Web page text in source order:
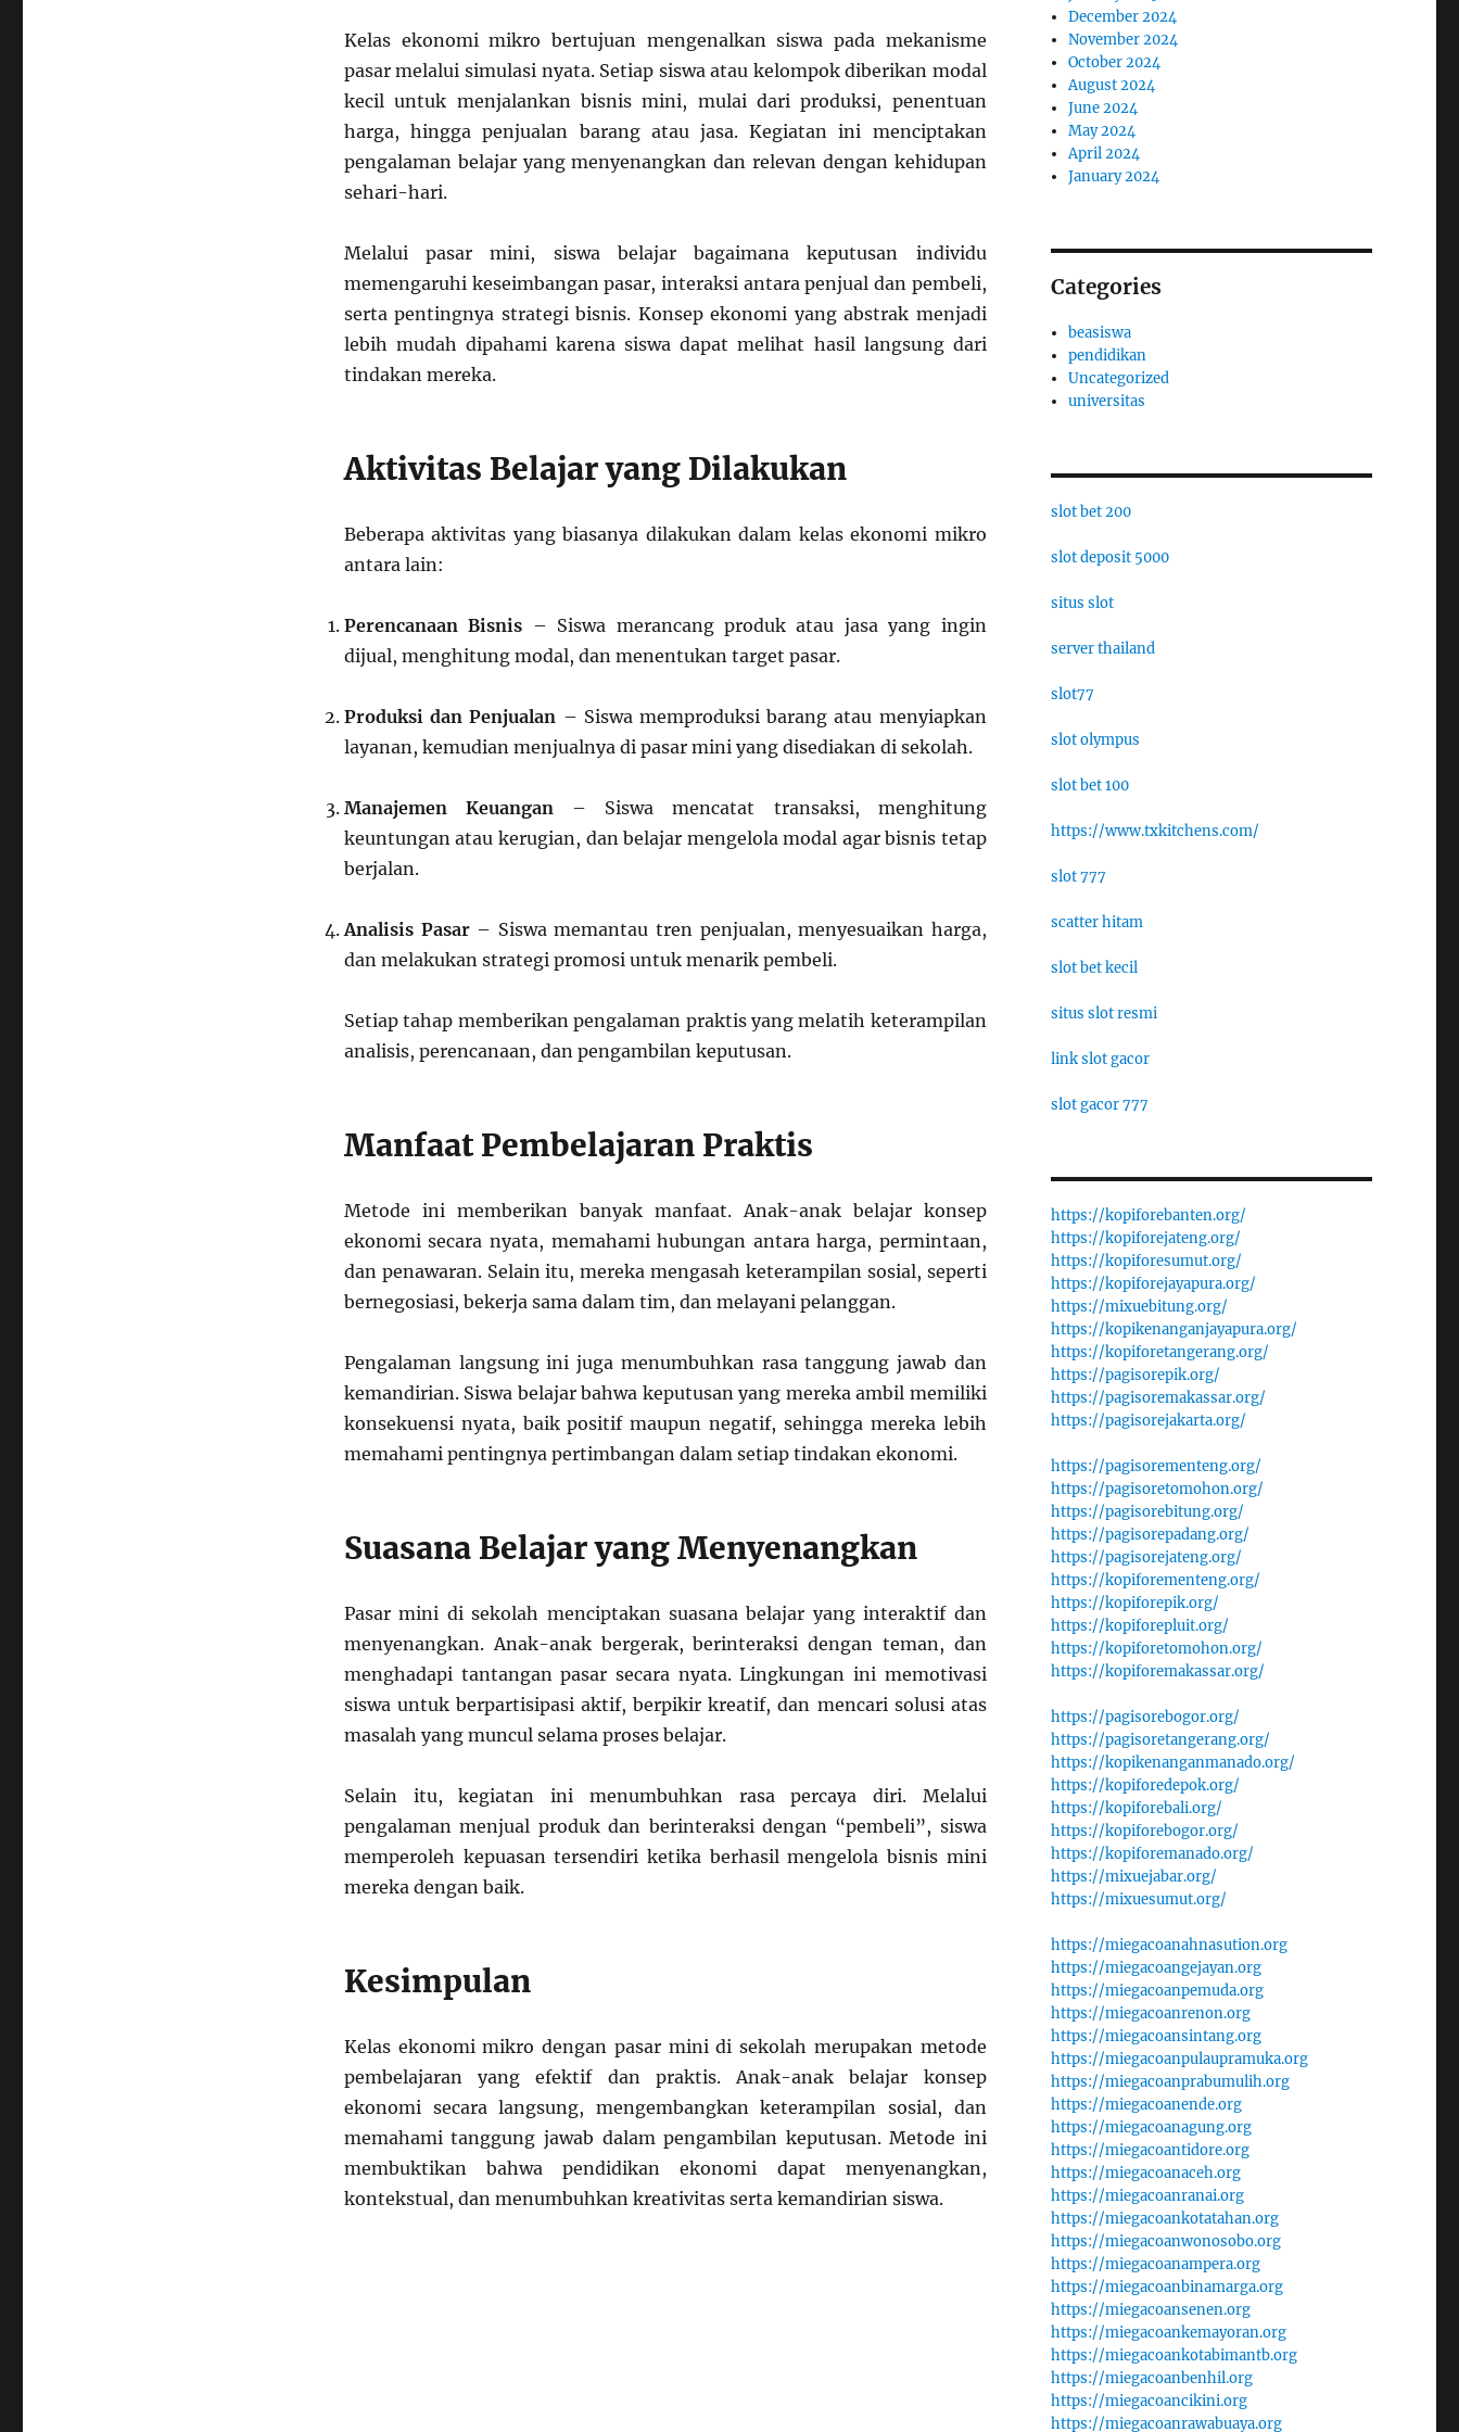
Kelas ekonomi mikro bertujuan mengenalkan siswa pada mekanisme
pasar melalui simulasi nyata. Setiap siswa atau kelompok diberikan modal
kecil untuk menjalankan bisnis mini, mulai dari produksi, penentuan
harga, hingga penjualan barang atau jasa. Kegiatan ini menciptakan
pengalaman belajar yang menyenangkan dan relevan dengan kehidupan
sehari-hari.
Melalui pasar mini, siswa belajar bagaimana keputusan individu
memengaruhi keseimbangan pasar, interaksi antara penjual dan pembeli,
serta pentingnya strategi bisnis. Konsep ekonomi yang abstrak menjadi
lebih mudah dipahami karena siswa dapat melihat hasil langsung dari
tindakan mereka.
Aktivitas Belajar yang Dilakukan
Beberapa aktivitas yang biasanya dilakukan dalam kelas ekonomi mikro
antara lain:
Perencanaan Bisnis – Siswa merancang produk atau jasa yang ingin
dijual, menghitung modal, dan menentukan target pasar.
Produksi dan Penjualan – Siswa memproduksi barang atau menyiapkan
layanan, kemudian menjualnya di pasar mini yang disediakan di sekolah.
Manajemen Keuangan – Siswa mencatat transaksi, menghitung
keuntungan atau kerugian, dan belajar mengelola modal agar bisnis tetap
berjalan.
Analisis Pasar– Siswa memantau tren penjualan, menyesuaikan harga,
dan melakukan strategi promosi untuk menarik pembeli.
Setiap tahap memberikan pengalaman praktis yang melatih keterampilan
analisis, perencanaan, dan pengambilan keputusan.
Manfaat Pembelajaran Praktis
Metode ini memberikan banyak manfaat. Anak-anak belajar konsep
ekonomi secara nyata, memahami hubungan antara harga, permintaan,
dan penawaran. Selain itu, mereka mengasah keterampilan sosial, seperti
bernegosiasi, bekerja sama dalam tim, dan melayani pelanggan.
Pengalaman langsung ini juga menumbuhkan rasa tanggung jawab dan
kemandirian. Siswa belajar bahwa keputusan yang mereka ambil memiliki
konsekuensi nyata, baik positif maupun negatif, sehingga mereka lebih
memahami pentingnya pertimbangan dalam setiap tindakan ekonomi.
Suasana Belajar yang Menyenangkan
Pasar mini di sekolah menciptakan suasana belajar yang interaktif dan
menyenangkan. Anak-anak bergerak, berinteraksi dengan teman, dan
menghadapi tantangan pasar secara nyata. Lingkungan ini memotivasi
siswa untuk berpartisipasi aktif, berpikir kreatif, dan mencari solusi atas
masalah yang muncul selama proses belajar.
Selain itu, kegiatan ini menumbuhkan rasa percaya diri. Melalui
pengalaman menjual produk dan berinteraksi dengan “pembeli”, siswa
memperoleh kepuasan tersendiri ketika berhasil mengelola bisnis mini
mereka dengan baik.
Kesimpulan
Kelas ekonomi mikro dengan pasar mini di sekolah merupakan metode
pembelajaran yang efektif dan praktis. Anak-anak belajar konsep
ekonomi secara langsung, mengembangkan keterampilan sosial, dan
memahami tanggung jawab dalam pengambilan keputusan. Metode ini
membuktikan bahwa pendidikan ekonomi dapat menyenangkan,
kontekstual, dan menumbuhkan kreativitas serta kemandirian siswa.
December 2024
November 2024
October 2024
August 2024
June 2024
May 2024
April 2024
January 2024
Categories
beasiswa
pendidikan
Uncategorized
universitas
slot bet 200
slot deposit 5000
situs slot
server thailand
slot77
slot olympus
slot bet 100
https://www.txkitchens.com/
slot 777
scatter hitam
slot bet kecil
situs slot resmi
link slot gacor
slot gacor 777
https://kopiforebanten.org/
https://kopiforejateng.org/
https://kopiforesumut.org/
https://kopiforejayapura.org/
https://mixuebitung.org/
https://kopikenanganjayapura.org/
https://kopiforetangerang.org/
https://pagisorepik.org/
https://pagisoremakassar.org/
https://pagisorejakarta.org/
https://pagisorementeng.org/
https://pagisoretomohon.org/
https://pagisorebitung.org/
https://pagisorepadang.org/
https://pagisorejateng.org/
https://kopiforementeng.org/
https://kopiforepik.org/
https://kopiforepluit.org/
https://kopiforetomohon.org/
https://kopiforemakassar.org/
https://pagisorebogor.org/
https://pagisoretangerang.org/
https://kopikenanganmanado.org/
https://kopiforedepok.org/
https://kopiforebali.org/
https://kopiforebogor.org/
https://kopiforemanado.org/
https://mixuejabar.org/
https://mixuesumut.org/
https://miegacoanahnasution.org
https://miegacoangejayan.org
https://miegacoanpemuda.org
https://miegacoanrenon.org
https://miegacoansintang.org
https://miegacoanpulaupramuka.org
https://miegacoanprabumulih.org
https://miegacoanende.org
https://miegacoanagung.org
https://miegacoantidore.org
https://miegacoanaceh.org
https://miegacoanranai.org
https://miegacoankotatahan.org
https://miegacoanwonosobo.org
https://miegacoanampera.org
https://miegacoanbinamarga.org
https://miegacoansenen.org
https://miegacoankemayoran.org
https://miegacoankotabimantb.org
https://miegacoanbenhil.org
https://miegacoancikini.org
https://miegacoanrawabuaya.org